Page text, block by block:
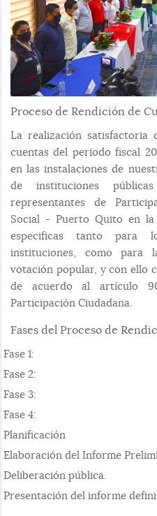
Proceso de Rendición de
La realización satisfactoria
cuentas del periodo fiscal
en las instalaciones de
de instituciones
representantes de
Social - Puerto Quito en
especificas tanto para
instituciones, como para
votación popular, y con ello
de acuerdo al artículo
Participación Ciudadana
Fases del Proceso de
Fase 1:
Fase 2:
Fase 3:
Fase 4:
Planificación
Elaboración del Informe
Deliberación pública.
Presentación del informe